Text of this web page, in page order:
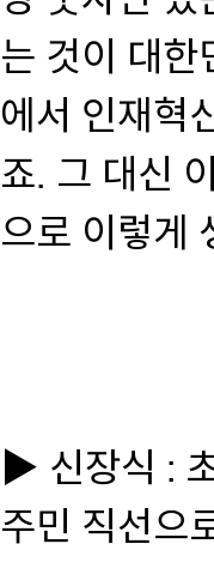
는 것이 대한
에서 인재혁
죠. 그 대신
으로 이렇게
▶ 신장식 :
주민 직선으